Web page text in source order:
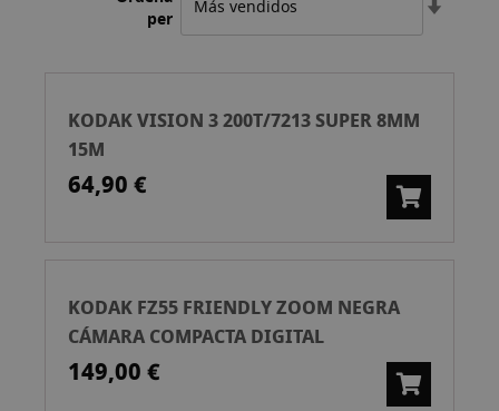
per
KODAK VISION 3 200T/7213 SUPER 8MM
15M
64,90 €
KODAK FZ55 FRIENDLY ZOOM NEGRA
CÁMARA COMPACTA DIGITAL
149,00 €